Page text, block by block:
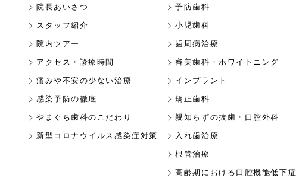
院長あいさつ
スタッフ紹介
院内ツアー
アクセス・診療時間
痛みや不安の少ない治療
感染予防の徹底
やまぐち歯科のこだわり
新型コロナウイルス感染症対策
予防歯科
小児歯科
歯周病治療
審美歯科・ホワイトニング
インプラント
矯正歯科
親知らずの抜歯・口腔外科
入れ歯治療
根管治療
高齢期における口腔機能低下症